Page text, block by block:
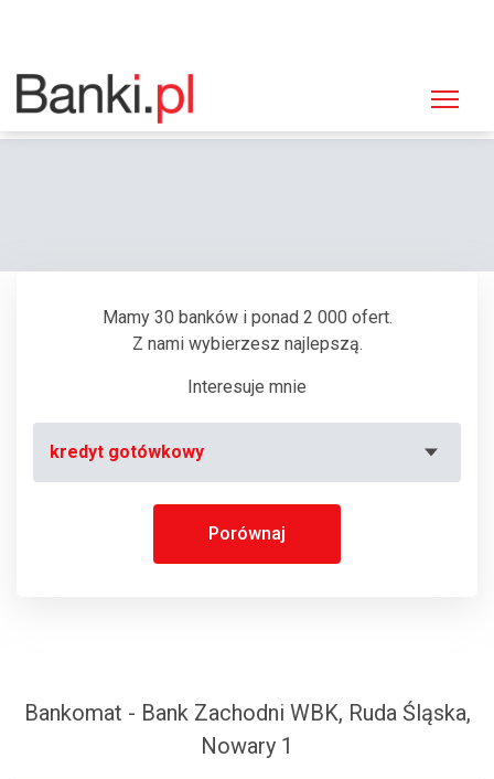
Strona główna
Bankomat Bank Zachodni WBK, Ruda Śląska, Nowary 1
Mamy 30 banków i ponad 2 000 ofert.
Z nami wybierzesz najlepszą.
Interesuje mnie
kredyt gotówkowy
Porównaj
Bankomat - Bank Zachodni WBK, Ruda Śląska,
Nowary 1